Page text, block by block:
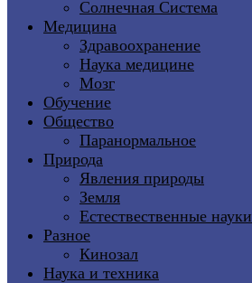
Солнечная Система
Медицина
Здравоохранение
Наука медицине
Мозг
Обучение
Общество
Паранормальное
Природа
Явления природы
Земля
Естествественные науки
Разное
Кинозал
Наука и техника